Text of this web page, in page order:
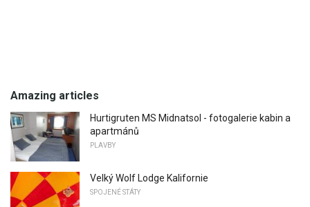
Amazing articles
Hurtigruten MS Midnatsol - fotogalerie kabin a
apartmánů
PLAVBY
Velký Wolf Lodge Kalifornie
SPOJENÉ STÁTY